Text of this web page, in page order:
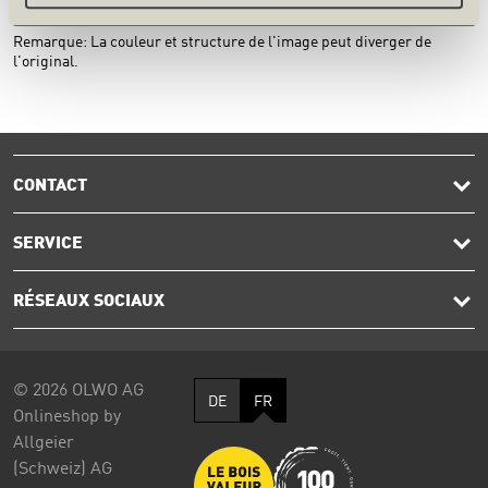
Remarque: La couleur et structure de l'image peut diverger de
l'original.
CONTACT
SERVICE
RÉSEAUX SOCIAUX
© 2026 OLWO AG
Onlineshop by
Allgeier
(Schweiz) AG
DE FR